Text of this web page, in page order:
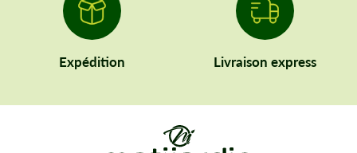
Expédition Livraison express